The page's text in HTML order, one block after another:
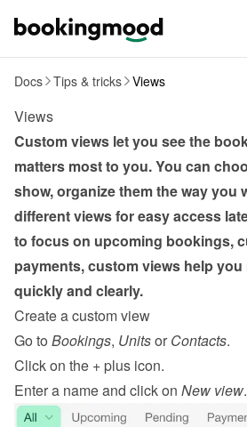
Docs Tips & tricks Views
Views
Custom views let you see the
matters most to you. You can
show, organize them the way you
different views for easy access
to focus on upcoming bookings,
payments, custom views help
quickly and clearly.
Create a custom view
Go to Bookings, Units or Contacts.
Click on the + plus icon.
Enter a name and click on New view.